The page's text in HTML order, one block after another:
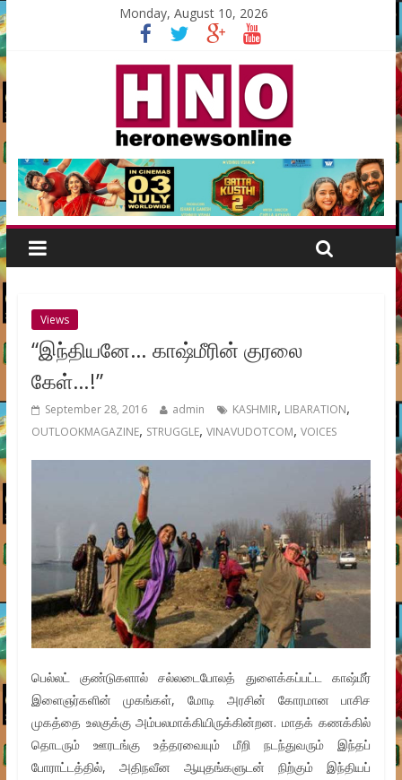
Monday, August 10, 2026
Views
“இந்தியனே… காஷ்மீரின் குரலை
கேள்…!”
September 28, 2016 admin KASHMIR, LIBARATION,
OUTLOOKMAGAZINE, STRUGGLE, VINAVUDOTCOM, VOICES
பெல்லட் குண்டுகளால் சல்லடைபோலத் துளைக்கப்பட்ட காஷ்மீர்
இளைஞர்களின் முகங்கள், மோடி அரசின் கோரமான பாசிச
முகத்தை உலகுக்கு அம்பலமாக்கியிருக்கின்றன. மாதக் கணக்கில்
தொடரும் ஊரடங்கு உத்தரவையும் மீறி நடந்துவரும் இந்தப்
போராட்டத்தில், அதிநவீன ஆயுதங்களுடன் நிற்கும் இந்தியப்